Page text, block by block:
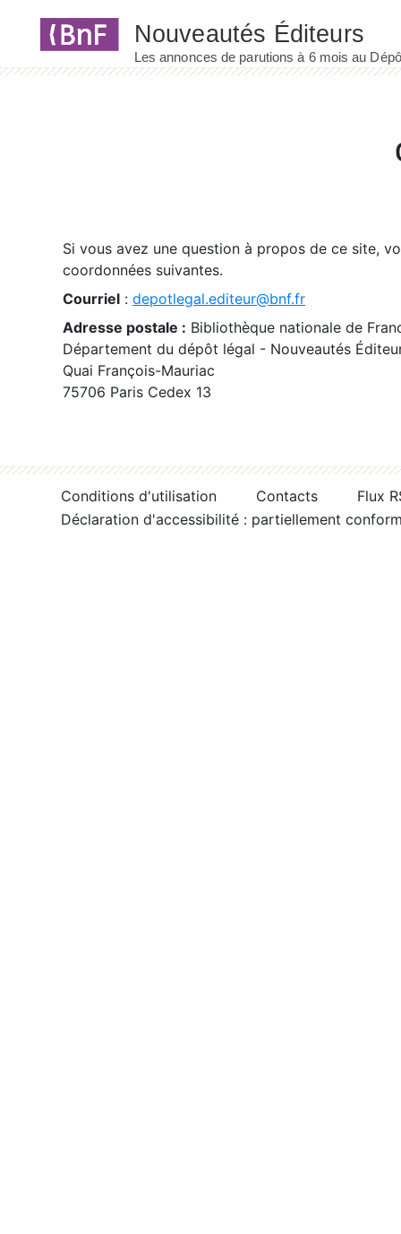
Si vous avez une question à propos de ce site,
coordonnées suivantes.
Courriel : depotlegal.editeur@bnf.fr
Adresse postale : Bibliothèque nationale de
Département du dépôt légal - Nouveautés
Quai François-Mauriac
75706 Paris Cedex 13
Conditions d'utilisation Contacts
Flux
Déclaration d'accessibilité : partiellement